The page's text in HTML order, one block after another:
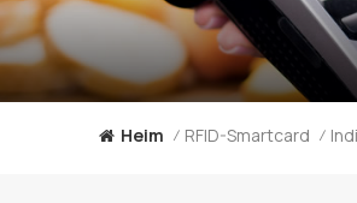
Heim / RFID-Smartcard /